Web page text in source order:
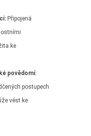
Připojená
ke
povědomí:
postupech
vést ke